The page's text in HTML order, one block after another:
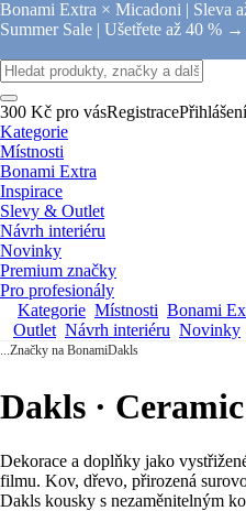
Bonami Extra × Micadoni | Sleva
Summer Sale | Ušetřete až 40 % →
300 Kč pro vásRegistracePřihlášení
Kategorie
Místnosti
Bonami Extra
Inspirace
Slevy & Outlet
Návrh interiéru
Novinky
Premium značky
Pro profesionály
Kategorie Místnosti Bonami
Outlet Návrh interiéru Novinky
...Značky na BonamiDakls
Dakls ·
Dekorace a doplňky jako
filmu. Kov, dřevo, přirozená
Dakls kousky s nezaměnitelným